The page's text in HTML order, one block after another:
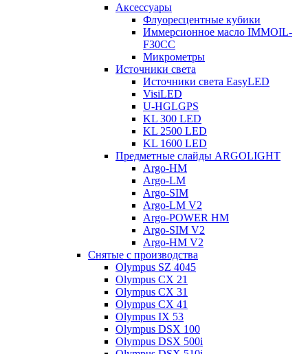
Аксессуары
Флуоресцентные кубики
Иммерсионное масло IMMOIL-
F30CC
Микрометры
Источники света
Источники света EasyLED
VisiLED
U-HGLGPS
KL 300 LED
KL 2500 LED
KL 1600 LED
Предметные слайды ARGOLIGHT
Argo-HM
Argo-LM
Argo-SIM
Argo-LM V2
Argo-POWER HM
Argo-SIM V2
Argo-HM V2
Снятые с производства
Olympus SZ 4045
Olympus CX 21
Olympus CX 31
Olympus CX 41
Olympus IX 53
Olympus DSX 100
Olympus DSX 500i